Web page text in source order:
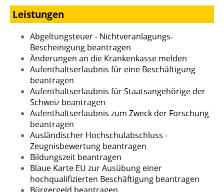
Leistungen
Abgeltungsteuer - Nichtveranlagungs-
Bescheinigung beantragen
Änderungen an die Krankenkasse melden
Aufenthaltserlaubnis für eine Beschäftigung
beantragen
Aufenthaltserlaubnis für Staatsangehörige der
Schweiz beantragen
Aufenthaltserlaubnis zum Zweck der Forschung
beantragen
Ausländischer Hochschulabschluss -
Zeugnisbewertung beantragen
Bildungszeit beantragen
Blaue Karte EU zur Ausübung einer
hochqualifizierten Beschäftigung beantragen